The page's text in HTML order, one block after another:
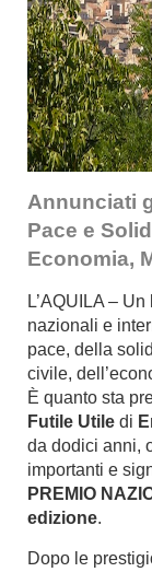
Annunciati
Pace e
Economia,
L’AQUILA –
nazionali e
pace, della
civile,
È quanto sta
Futile Utile di
da dodici anni,
importanti e
PREMIO
edizione.
Dopo le